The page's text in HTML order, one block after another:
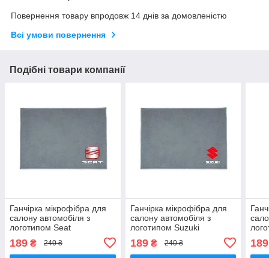
Повернення товару впродовж 14 днів за домовленістю
Всі умови повернення
Подібні товари компанії
Ганчірка мікрофібра для
салону автомобіля з
логотипом Seat
189 ₴ 240 ₴
Ганчірка мікрофібра для
салону автомобіля з
логотипом Suzuki
189₴ 240 ₴ 189